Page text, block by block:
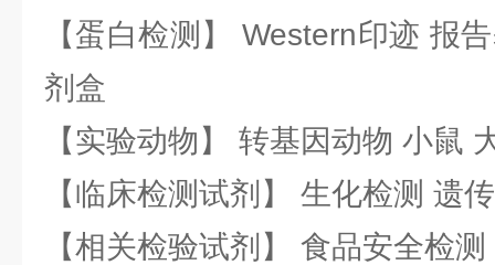
【蛋白检测】 Western印迹 报
剂盒
【实验动物】 转基因动物 小鼠
【临床检测试剂】 生化检测 遗
【相关检验试剂】 食品安全检